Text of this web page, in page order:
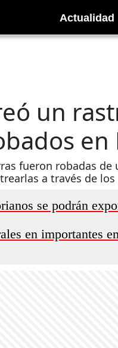
Actualidad
un
en
fueron robadas
a través de
se podrán
en importantes